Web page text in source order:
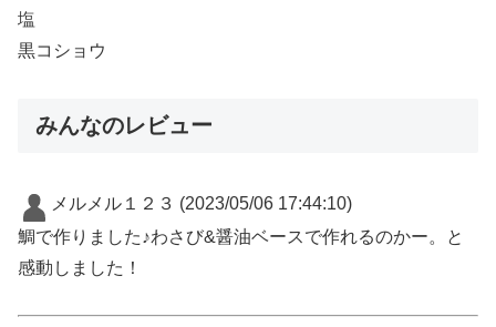
塩
黒コショウ
みんなのレビュー
メルメル１２３ (2023/05/06 17:44:10)
鯛で作りました♪わさび&醤油ベースで作れるのかー。と
感動しました！